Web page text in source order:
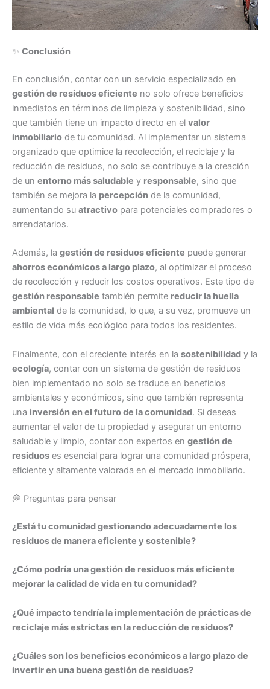
✨ Conclusión
En conclusión, contar con un servicio especializado en
gestión de residuos eficiente no solo ofrece beneficios
inmediatos en términos de limpieza y sostenibilidad, sino
que también tiene un impacto directo en el valor
inmobiliario de tu comunidad. Al implementar un sistema
organizado que optimice la recolección, el reciclaje y la
reducción de residuos, no solo se contribuye a la creación
de un entorno más saludable y responsable, sino que
también se mejora la percepción de la comunidad,
aumentando su atractivo para potenciales compradores o
arrendatarios.
Además, la gestión de residuos eficiente puede generar
ahorros económicos a largo plazo, al optimizar el proceso
de recolección y reducir los costos operativos. Este tipo de
gestión responsable también permite reducir la huella
ambiental de la comunidad, lo que, a su vez, promueve un
estilo de vida más ecológico para todos los residentes.
Finalmente, con el creciente interés en la sostenibilidad y la
ecología, contar con un sistema de gestión de residuos
bien implementado no solo se traduce en beneficios
ambientales y económicos, sino que también representa
una inversión en el futuro de la comunidad. Si deseas
aumentar el valor de tu propiedad y asegurar un entorno
saludable y limpio, contar con expertos en gestión de
residuos es esencial para lograr una comunidad próspera,
eficiente y altamente valorada en el mercado inmobiliario.
💭 Preguntas para pensar
¿Está tu comunidad gestionando adecuadamente los
residuos de manera eficiente y sostenible?
¿Cómo podría una gestión de residuos más eficiente
mejorar la calidad de vida en tu comunidad?
¿Qué impacto tendría la implementación de prácticas de
reciclaje más estrictas en la reducción de residuos?
¿Cuáles son los beneficios económicos a largo plazo de
invertir en una buena gestión de residuos?